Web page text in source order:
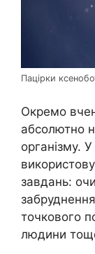
Пацірки
Окремо
абсолютно
організму.
завдань:
точкового
людини